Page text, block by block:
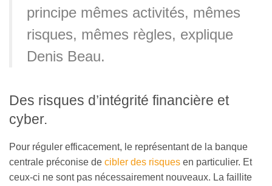
principe mêmes activités, mêmes
risques, mêmes règles, explique
Denis Beau.
Des risques d’intégrité financière et
cyber.
Pour réguler efficacement, le représentant de la banque
centrale préconise de cibler des risques en particulier. Et
ceux-ci ne sont pas nécessairement nouveaux. La faillite